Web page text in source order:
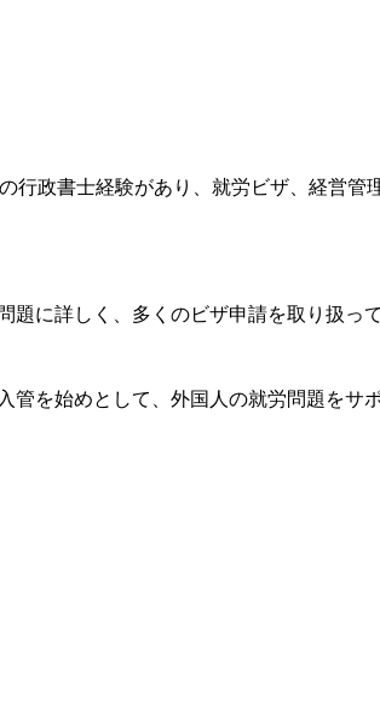
行政書士経験があり、就労ビザ、経営管
題に詳しく、多くのビザ申請を取り扱って
管を始めとして、外国人の就労問題をサ